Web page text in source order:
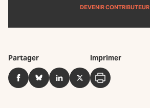
DEVENIR CONTRIBUTEUR
Partager
FacebookBlueSkyLinkedInTwitter
Imprimer
Imprimer